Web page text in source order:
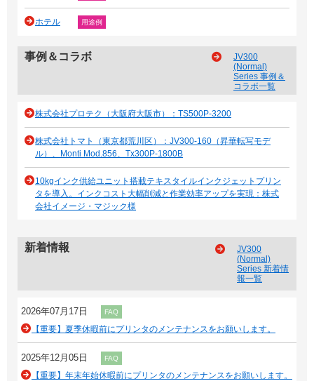
ホテル 用途例
事例＆コラボ
JV300
(Normal)
Series 事例＆
コラボ一覧
株式会社プロテク（大阪府大阪市）：TS500P-3200
株式会社トマト（東京都荒川区）：JV300-160（昇華転写モデ
ル）、Monti Mod.856、Tx300P-1800B
10kgインク供給ユニット搭載テキスタイルインクジェットプリン
タを導入。インクコスト大幅削減と作業効率アップを実現：株式
会社イメージ・マジック様
新着情報
JV300
(Normal)
Series 新着情
報一覧
2026年07月17日 FAQ
【重要】夏季休暇前にプリンタのメンテナンスをお願いします。
2025年12月05日 FAQ
【重要】年末年始休暇前にプリンタのメンテナンスをお願いします。